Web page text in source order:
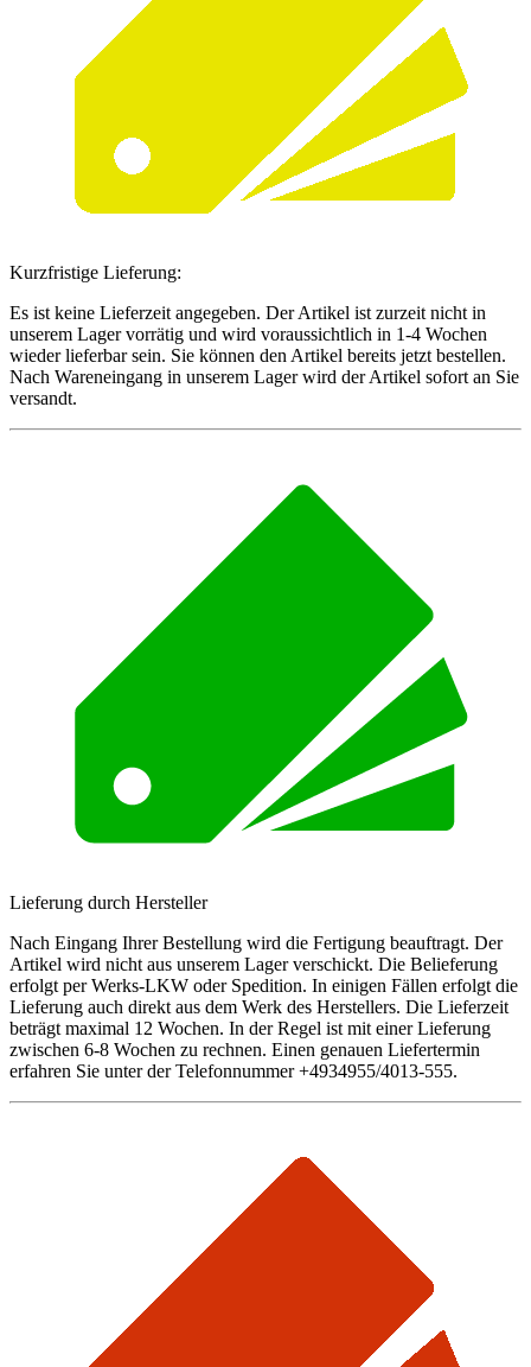
Kurzfristige Lieferung:
Es ist keine Lieferzeit angegeben. Der Artikel ist zurzeit nicht in
unserem Lager vorrätig und wird voraussichtlich in 1-4 Wochen
wieder lieferbar sein. Sie können den Artikel bereits jetzt bestellen.
Nach Wareneingang in unserem Lager wird der Artikel sofort an Sie
versandt.
Lieferung durch Hersteller
Nach Eingang Ihrer Bestellung wird die Fertigung beauftragt. Der
Artikel wird nicht aus unserem Lager verschickt. Die Belieferung
erfolgt per Werks-LKW oder Spedition. In einigen Fällen erfolgt die
Lieferung auch direkt aus dem Werk des Herstellers. Die Lieferzeit
beträgt maximal 12 Wochen. In der Regel ist mit einer Lieferung
zwischen 6-8 Wochen zu rechnen. Einen genauen Liefertermin
erfahren Sie unter der Telefonnummer +4934955/4013-555.